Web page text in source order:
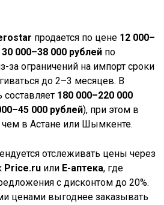
продается по цене 12 000–
30 000–38 000 рублей по
за ограничений на импорт сроки
до 2–3 месяцев. В
составляет 180 000–220 000
000 рублей), при этом в
в Астане или Шымкенте.
отслеживать цены через
Price.ru или Е-аптека, где
с дисконтом до 20%.
ценами выгоднее заказывать